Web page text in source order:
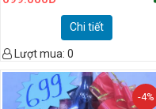
Chi tiết
Lượt mua: 0
-4%